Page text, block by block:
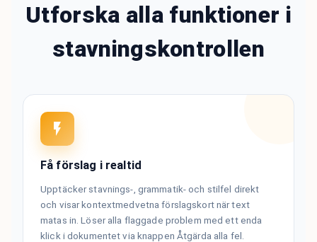
Utforska alla funktioner i
stavningskontrollen
Få förslag i realtid
Upptäcker stavnings-, grammatik- och stilfel direkt
och visar kontextmedvetna förslagskort när text
matas in. Löser alla flaggade problem med ett enda
klick i dokumentet via knappen Åtgärda alla fel.